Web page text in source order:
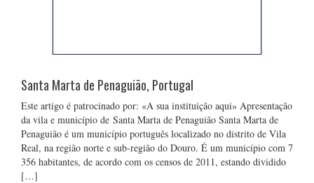
Santa Marta de Penaguião, Portugal
Este artigo é patrocinado por: «A sua instituição aqui» Apresentação
da vila e município de Santa Marta de Penaguião Santa Marta de
Penaguião é um município português localizado no distrito de Vila
Real, na região norte e sub-região do Douro. É um município com 7
356 habitantes, de acordo com os censos de 2011, estando dividido
[…]